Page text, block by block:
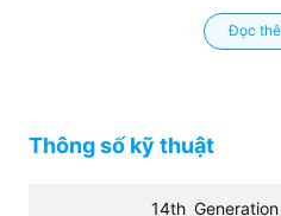
tân tiến và cao cấp nhất cho
Đọc
Thông số kỹ thuật
14th